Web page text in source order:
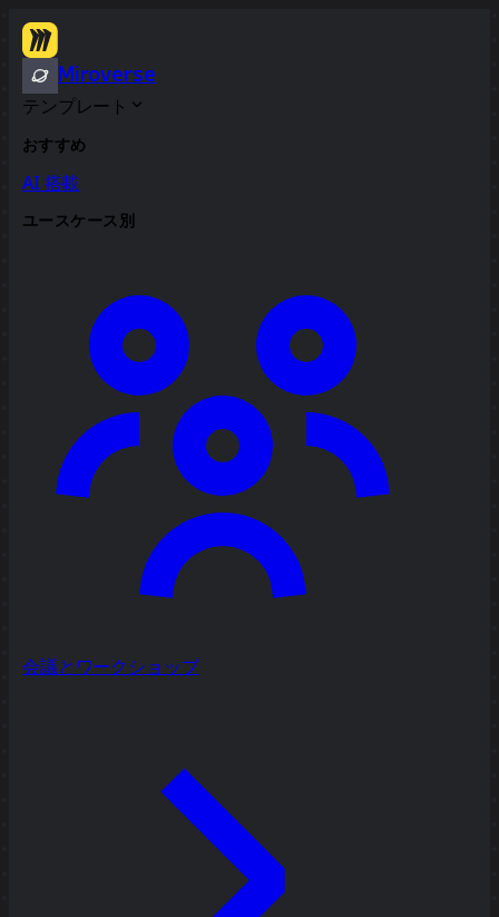
Miroverse
テンプレート
おすすめ
AI 搭載
ユースケース別
会議とワークショップ